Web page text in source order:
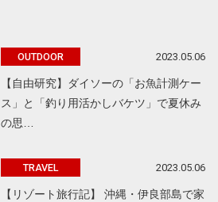
OUTDOOR 2023.05.06
【自由研究】ダイソーの「お魚計測ケー
ス」と「釣り用活かしバケツ」で夏休み
の思…
TRAVEL 2023.05.06
【リゾート旅行記】 沖縄・伊良部島で家